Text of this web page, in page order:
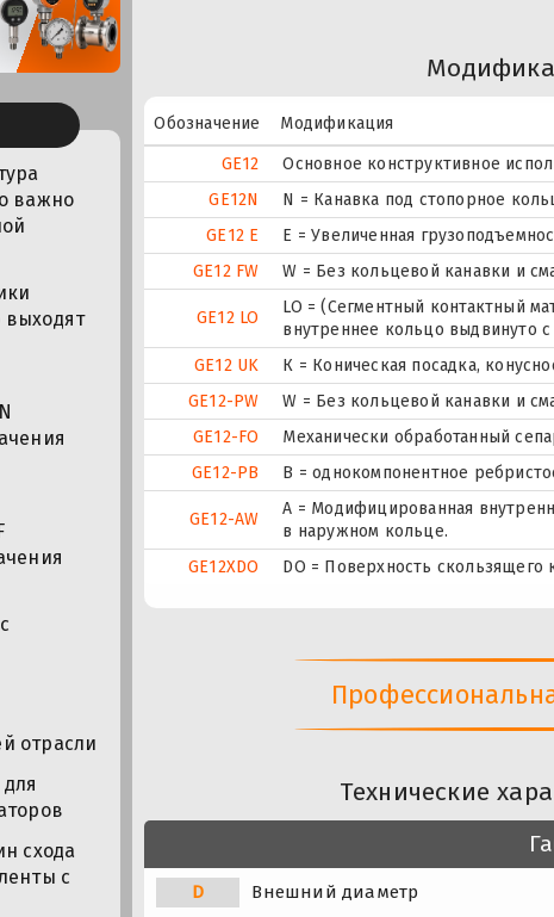
важно
отрасли
схода
с
Обозначение
Модификация
GE12
Основное конструктивное
GE12N
N = Канавка под стопорное
GE12 E
Е = Увеличенная
GE12 FW
W = Без кольцевой канавки и
GE12 LO
LO = (Сегментный контактный
внутреннее кольцо выдвинуто
GE12 UK
К = Коническая посадка,
GE12-PW
W = Без кольцевой канавки и
GE12-FO
Механически обработанный
GE12-PB
B = однокомпонентное
GE12-AW
A = Модифицированная
в наружном кольце.
GE12XDO
DO = Поверхность скользящего
Технические
D Внешний диаметр